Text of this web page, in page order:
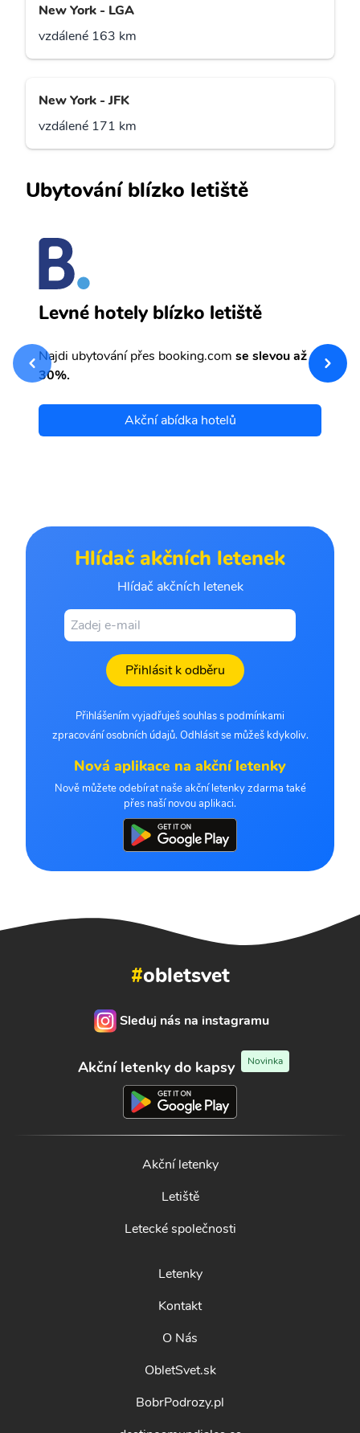
New York - LGA
vzdálené 163 km
New York - JFK
vzdálené 171 km
Ubytování blízko letiště
Levné hotely blízko letiště
Najdi ubytování přes booking.com se slevou až
30%.
Akční abídka hotelů
Hlídač akčních letenek
Hlídač akčních letenek
Přihlásit k odběru
Přihlášením vyjadřuješ souhlas s podmínkami
zpracování osobních údajů. Odhlásit se můžeš kdykoliv.
Nová aplikace na akční letenky
Nově můžete odebírat naše akční letenky zdarma také
přes naší novou aplikaci.
#obletsvet
Sleduj nás na instagramu
Akční letenky do kapsy Novinka
Akční letenky
Letiště
Letecké společnosti
Letenky
Kontakt
O Nás
ObletSvet.sk
BobrPodrozy.pl